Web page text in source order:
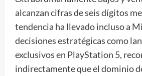
alcanzan cifras de seis dígitos
tendencia ha llevado incluso a
decisiones estratégicas como
exclusivos en PlayStation 5,
indirectamente que el dominio